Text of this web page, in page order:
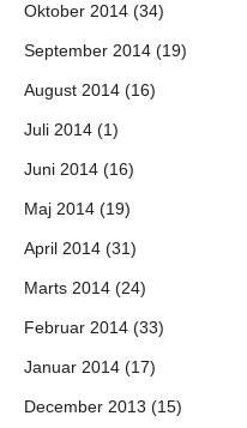
Oktober 2014 (34)
September 2014 (19)
August 2014 (16)
Juli 2014 (1)
Juni 2014 (16)
Maj 2014 (19)
April 2014 (31)
Marts 2014 (24)
Februar 2014 (33)
Januar 2014 (17)
December 2013 (15)